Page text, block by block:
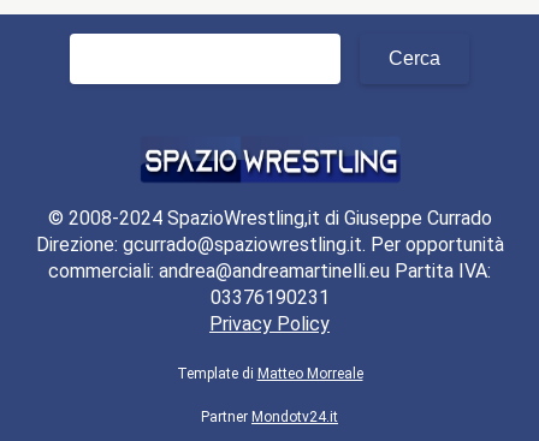
© 2008-2024 SpazioWrestling,it di Giuseppe Currado
Direzione: gcurrado@spaziowrestling.it. Per opportunità
commerciali: andrea@andreamartinelli.eu Partita IVA:
03376190231
Privacy Policy
Template di Matteo Morreale
Partner Mondotv24.it